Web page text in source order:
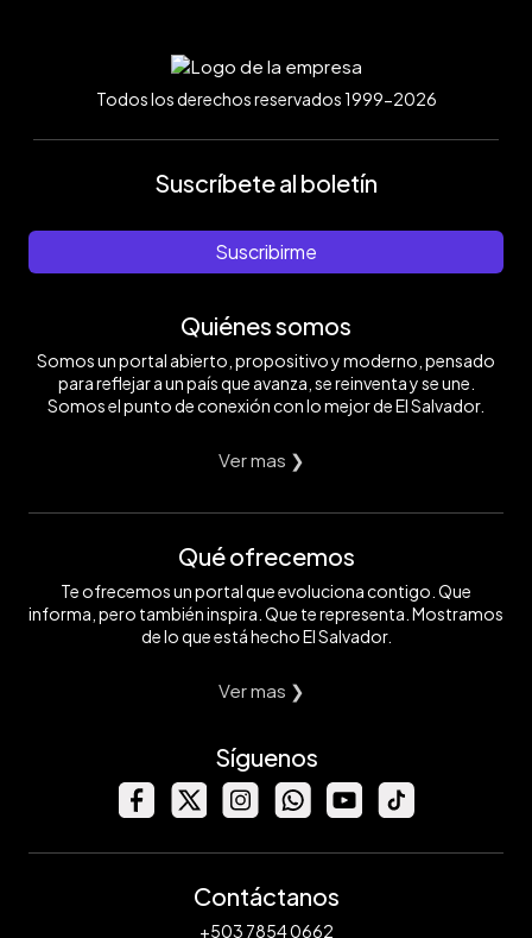
Todos los derechos reservados 1999-2026
Suscríbete al boletín
Suscribirme
Quiénes somos
Somos un portal abierto, propositivo y moderno, pensado
para reflejar a un país que avanza, se reinventa y se une.
Somos el punto de conexión con lo mejor de El Salvador.
Ver mas ❯
Qué ofrecemos
Te ofrecemos un portal que evoluciona contigo. Que
informa, pero también inspira. Que te representa. Mostramos
de lo que está hecho El Salvador.
Ver mas ❯
Síguenos
Contáctanos
+503 7854 0662